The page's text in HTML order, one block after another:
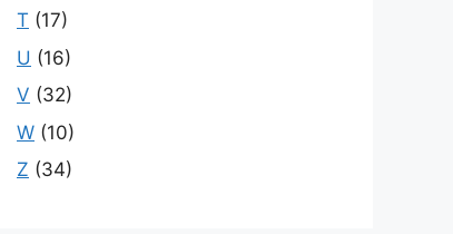
T (17)
U (16)
V (32)
W (10)
Z (34)